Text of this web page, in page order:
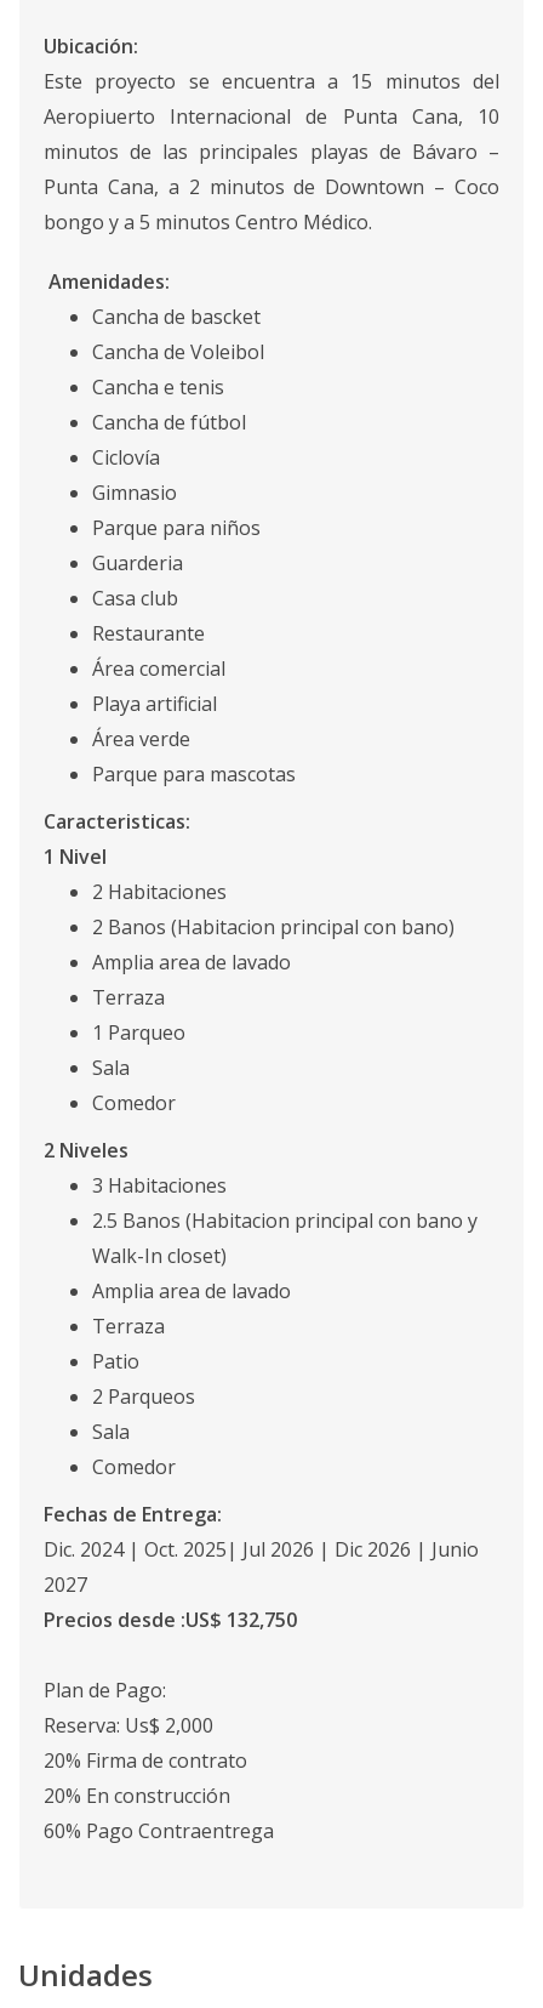
Ubicación:
Este proyecto se encuentra a 15 minutos del
Aeropiuerto Internacional de Punta Cana, 10
minutos de las principales playas de Bávaro –
Punta Cana, a 2 minutos de Downtown – Coco
bongo y a 5 minutos Centro Médico.
Amenidades:
Cancha de bascket
Cancha de Voleibol
Cancha e tenis
Cancha de fútbol
Ciclovía
Gimnasio
Parque para niños
Guarderia
Casa club
Restaurante
Área comercial
Playa artificial
Área verde
Parque para mascotas
Caracteristicas:
1 Nivel
2 Habitaciones
2 Banos (Habitacion principal con bano)
Amplia area de lavado
Terraza
1 Parqueo
Sala
Comedor
2 Niveles
3 Habitaciones
2.5 Banos (Habitacion principal con bano y
Walk-In closet)
Amplia area de lavado
Terraza
Patio
2 Parqueos
Sala
Comedor
Fechas de Entrega:
Dic. 2024 | Oct. 2025| Jul 2026 | Dic 2026 | Junio
2027
Precios desde :US$ 132,750
Plan de Pago:
Reserva: Us$ 2,000
20% Firma de contrato
20% En construcción
60% Pago Contraentrega
Unidades